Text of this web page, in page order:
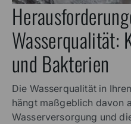
Wasserqualität:
und Bakterien
Die Wasserqualität in
hängt maßgeblich davon
Wasserversorgung und